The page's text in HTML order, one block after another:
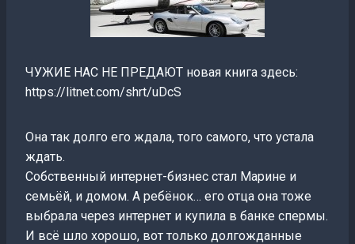
ЧУЖИЕ НАС НЕ ПРЕДАЮТ новая книга здесь:
https://litnet.com/shrt/uDcS
Она так долго его ждала, того самого, что устала
ждать.
Собственный интернет-бизнес стал Марине и
семьёй, и домом. А ребёнок… его отца она тоже
выбрала через интернет и купила в банке спермы.
И всё шло хорошо, вот только долгожданные